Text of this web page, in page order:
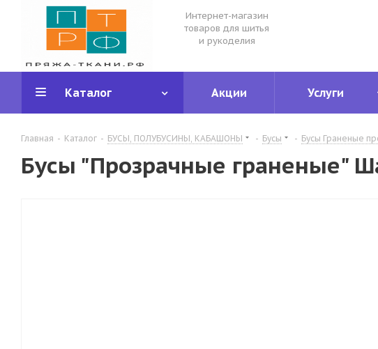
Интернет-магазин
товаров для шитья
и рукоделия
Каталог Акции Услуги
Главная - Каталог - БУСЫ, ПОЛУБУСИНЫ, КАБАШОНЫ - Бусы - Бусы Граненые
Бусы "Прозрачные граненые"